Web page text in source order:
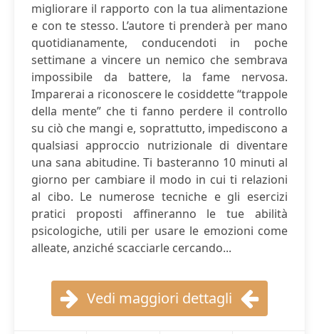
migliorare il rapporto con la tua alimentazione
e con te stesso. L’autore ti prenderà per mano
quotidianamente, conducendoti in poche
settimane a vincere un nemico che sembrava
impossibile da battere, la fame nervosa.
Imparerai a riconoscere le cosiddette “trappole
della mente” che ti fanno perdere il controllo
su ciò che mangi e, soprattutto, impediscono a
qualsiasi approccio nutrizionale di diventare
una sana abitudine. Ti basteranno 10 minuti al
giorno per cambiare il modo in cui ti relazioni
al cibo. Le numerose tecniche e gli esercizi
pratici proposti affineranno le tue abilità
psicologiche, utili per usare le emozioni come
alleate, anziché scacciarle cercando...
Vedi maggiori dettagli